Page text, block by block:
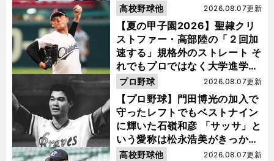
【夏の甲子園2026】聖隷クリ
ストファー・高部陸の「２回加
速する」規格外のストレート そ
れでもプロではなく大学進学を
選ぶ理由
2026.08.07更新
高校野球他
【プロ野球】門田博光の加入で
守ったレフトでもベストナイン
に輝いた石嶺和彦 「サッサ」と
いう愛称は松永浩美がきっか
け？
2026.08.07更新
プロ野球
2026.08.07更新
高校野球他